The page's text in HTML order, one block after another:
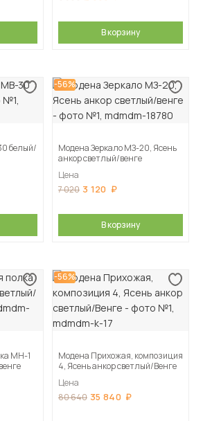
В корзину
белый/
-56%
Модена Зеркало МЗ-20, Ясень
анкор светлый/венге
Цена
7 020 3 120
В корзину
МН-1
-56%
Модена Прихожая, композиция
4, Ясень анкор светлый/Венге
Цена
80 640 35 840